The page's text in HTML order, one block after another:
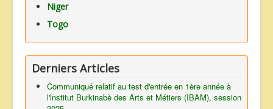
Niger
Togo
Derniers Articles
Communiqué relatif au test d'entrée en 1ère année à
l'lnstitut Burkinabè des Arts et Métiers (IBAM), session